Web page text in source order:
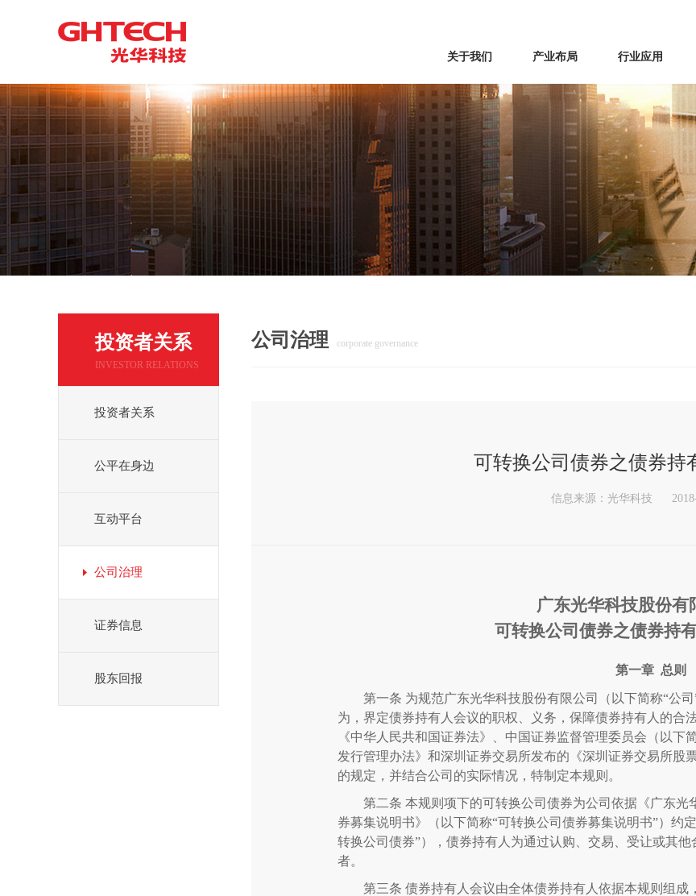
关于我们 产业布局 行业应用
投资者关系
INVESTOR RELATIONS
投资者关系
公平在身边
互动平台
公司治理
证券信息
股东回报
公司治理 corporate governance
可转换公司债券之债券持
信息来源：光华科技
广东光华科技股份有
可转换公司债券之债券持
第一章 总则
第一条 为规范广东光华科技股份有限公司（以下简称“公
为，界定债券持有人会议的职权、义务，保障债券持有人的合
《中华人民共和国证券法》、中国证券监督管理委员会（以下
发行管理办法》和深圳证券交易所发布的《深圳证券交易所股
的规定，并结合公司的实际情况，特制定本规则。
第二条 本规则项下的可转换公司债券为公司依据《广东
券募集说明书》（以下简称“可转换公司债券募集说明书”）约
转换公司债券”），债券持有人为通过认购、交易、受让或其
者。
第三条 债券持有人会议由全体债券持有人依据本规则组